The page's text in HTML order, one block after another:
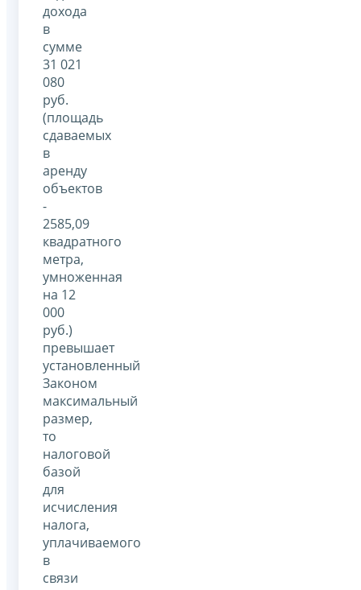
дохода
в
сумме
31 021
080
руб.
(площадь
сдаваемых
в
аренду
объектов
-
2585,09
квадратного
метра,
умноженная
на 12
000
руб.)
превышает
установленный
Законом
максимальный
размер,
то
налоговой
базой
для
исчисления
налога,
уплачиваемого
в
связи